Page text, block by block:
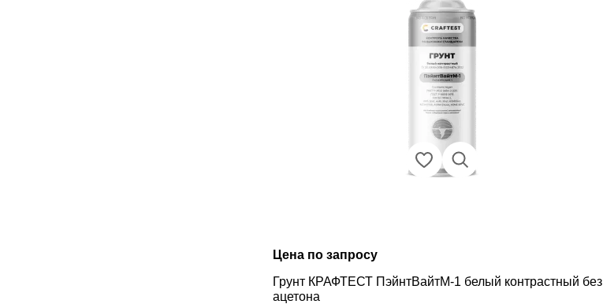
Цена по запросу
Грунт КРАФТЕСТ ПэйнтВайтМ-1 белый контрастный без
ацетона